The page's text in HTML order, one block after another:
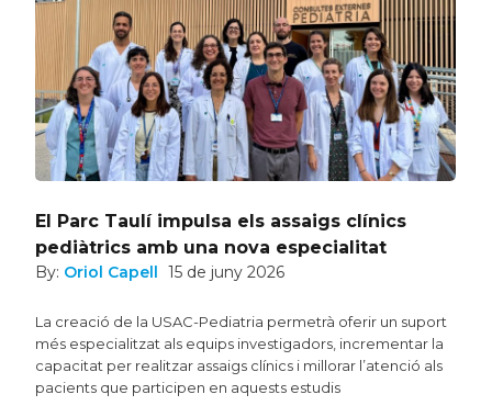
El Parc Taulí impulsa els assaigs clínics
pediàtrics amb una nova especialitat
By: Oriol Capell 15 de juny 2026
La creació de la USAC-Pediatria permetrà oferir un suport
més especialitzat als equips investigadors, incrementar la
capacitat per realitzar assaigs clínics i millorar l’atenció als
pacients que participen en aquests estudis